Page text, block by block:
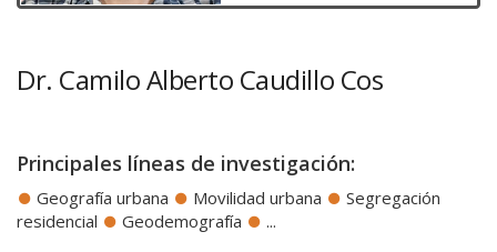
Dr. Camilo Alberto Caudillo Cos
Principales líneas de investigación:
Geografía urbana Movilidad urbana
Segregación
residencial
Geodemografía ...